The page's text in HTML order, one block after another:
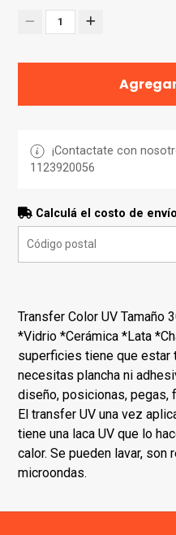
1
¡Contactate con
1123920056
Calculá el costo de envío
Transfer Color UV Tamaño
*Vidrio *Cerámica *Lata
superficies tiene que estar
necesitas plancha ni
diseño, posicionas,
El transfer UV una vez
tiene una laca UV que lo
calor. Se pueden lavar,
microondas.